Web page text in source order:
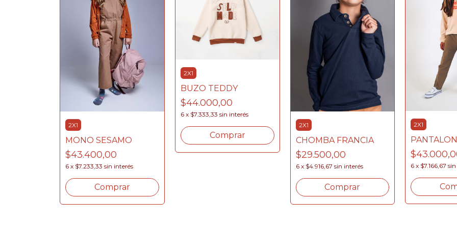
2X1
MONO SESAMO
$43.400,00
6 x $7.233,33 sin interés
Comprar
2X1
BUZO TEDDY
$44.000,00
6 x $7.333,33 sin interés
Comprar
2X1
CHOMBA FRANCIA
$29.500,00
6 x $4.916,67 sin interés
Comprar
2X1
6 x $7.166,67